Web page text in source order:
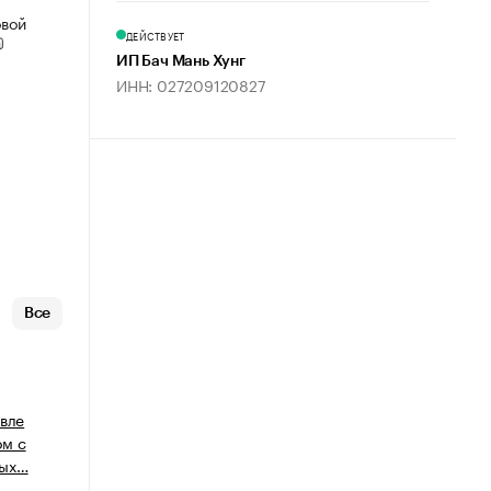
Все
с
ДЕЙСТВУЕТ
ИП Бач Мань Хунг
ИНН: 027209120827